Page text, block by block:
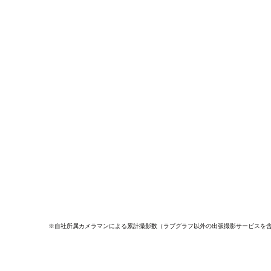
※自社所属カメラマンによる累計撮影数（ラブグラフ以外の出張撮影サービスを